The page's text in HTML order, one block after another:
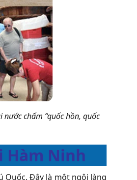
chấm “quốc hồn, quốc
Hàm Ninh
Quốc. Đây là một ngôi làng